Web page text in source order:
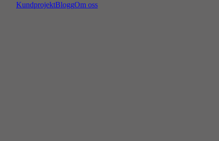
KundprojektBloggOm oss